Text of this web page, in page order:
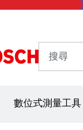
搜尋
數位式測量工具